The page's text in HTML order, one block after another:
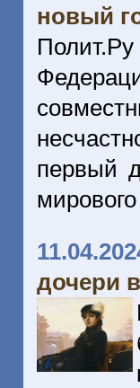
новый
Полит.Ру
первый
дочери